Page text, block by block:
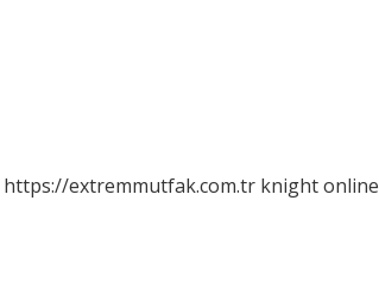
https://extremmutfak.com.tr knight online